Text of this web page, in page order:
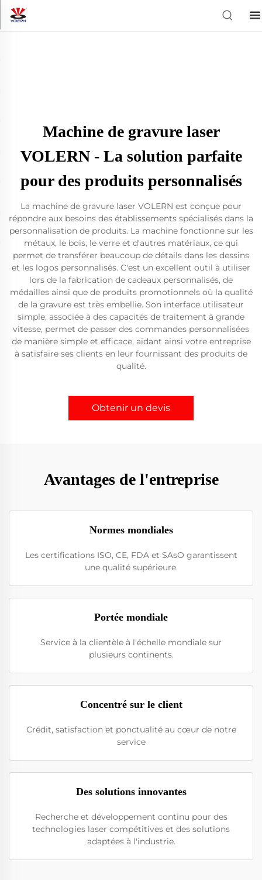
Machine de gravure laser
VOLERN - La solution parfaite
pour des produits personnalisés
La machine de gravure laser VOLERN est conçue pour
répondre aux besoins des établissements spécialisés dans la
personnalisation de produits. La machine fonctionne sur les
métaux, le bois, le verre et d'autres matériaux, ce qui
permet de transférer beaucoup de détails dans les dessins
et les logos personnalisés. C'est un excellent outil à utiliser
lors de la fabrication de cadeaux personnalisés, de
médailles ainsi que de produits promotionnels où la qualité
de la gravure est très embellie. Son interface utilisateur
simple, associée à des capacités de traitement à grande
vitesse, permet de passer des commandes personnalisées
de manière simple et efficace, aidant ainsi votre entreprise
à satisfaire ses clients en leur fournissant des produits de
qualité.
Obtenir un devis
Avantages de l'entreprise
Normes mondiales
Les certifications ISO, CE, FDA et SAsO garantissent
une qualité supérieure.
Portée mondiale
Service à la clientèle à l'échelle mondiale sur
plusieurs continents.
Concentré sur le client
Crédit, satisfaction et ponctualité au cœur de notre
service
Des solutions innovantes
Recherche et développement continu pour des
technologies laser compétitives et des solutions
adaptées à l'industrie.